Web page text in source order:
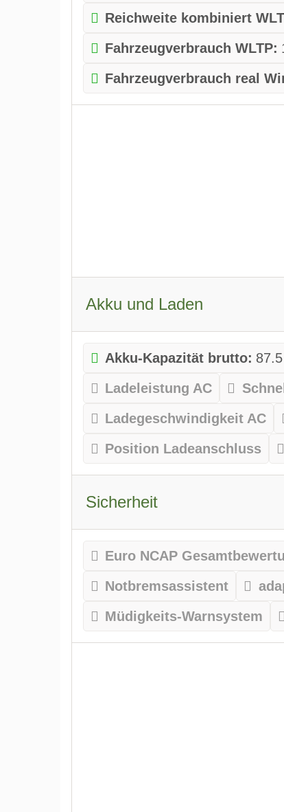
Reichweite kombiniert
Fahrzeugverbrauch WLTP:
Fahrzeugverbrauch real
Akku und Laden
Akku-Kapazität brutto:
Ladeleistung AC
Ladegeschwindigkeit AC
Position Ladeanschluss
Sicherheit
Euro NCAP
Notbremsassistent
Müdigkeits-Warnsystem